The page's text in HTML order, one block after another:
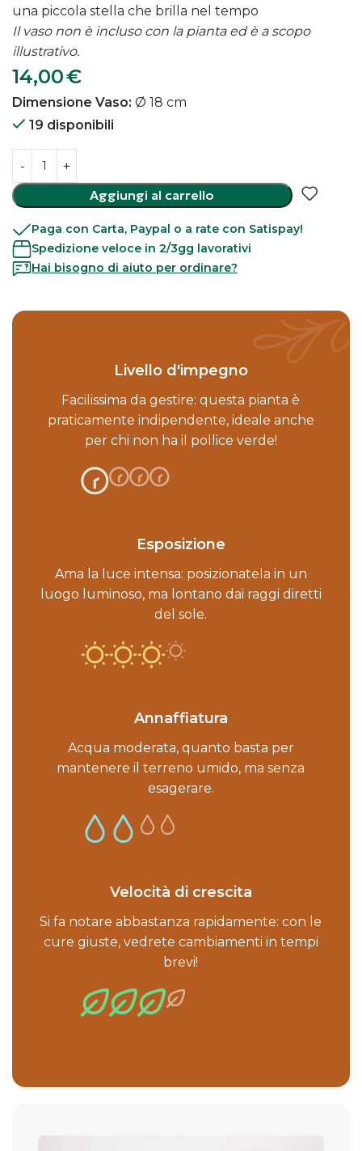
una piccola stella che brilla nel tempo
Il vaso non è incluso con la pianta ed è a scopo
illustrativo.
14,00€
Dimensione Vaso: Ø 18 cm
19 disponibili
Aggiungi al carrello
Paga con Carta, Paypal o a rate con Satispay!
Spedizione veloce in 2/3gg lavorativi
Hai bisogno di aiuto per ordinare?
Livello d'impegno
Facilissima da gestire: questa pianta è
praticamente indipendente, ideale anche
per chi non ha il pollice verde!
Esposizione
Ama la luce intensa: posizionatela in un
luogo luminoso, ma lontano dai raggi diretti
del sole.
Annaffiatura
Acqua moderata, quanto basta per
mantenere il terreno umido, ma senza
esagerare.
Velocità di crescita
Si fa notare abbastanza rapidamente: con le
cure giuste, vedrete cambiamenti in tempi
brevi!